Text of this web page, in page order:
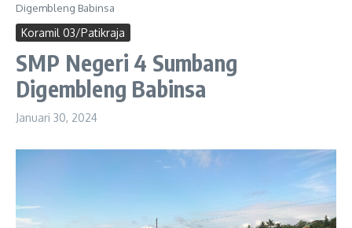
Digembleng Babinsa
Koramil 03/Patikraja
SMP Negeri 4 Sumbang
Digembleng Babinsa
Januari 30, 2024